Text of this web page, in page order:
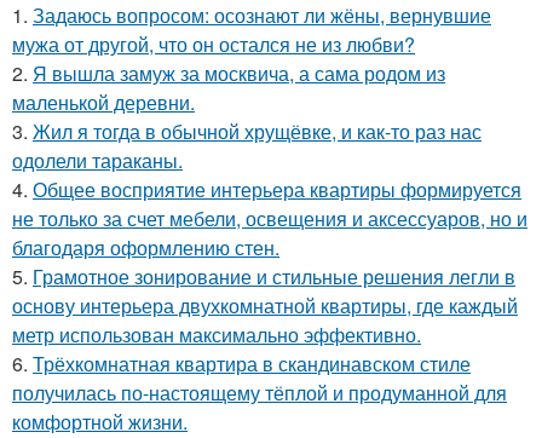
1. Задаюсь вопросом: осознают ли жёны, вернувшие
мужа от другой, что он остался не из любви?
2. Я вышла замуж за москвича, а сама родом из
маленькой деревни.
3. Жил я тогда в обычной хрущёвке, и как-то раз нас
одолели тараканы.
4. Общее восприятие интерьера квартиры формируется
не только за счет мебели, освещения и аксессуаров, но и
благодаря оформлению стен.
5. Грамотное зонирование и стильные решения легли в
основу интерьера двухкомнатной квартиры, где каждый
метр использован максимально эффективно.
6. Трёхкомнатная квартира в скандинавском стиле
получилась по-настоящему тёплой и продуманной для
комфортной жизни.